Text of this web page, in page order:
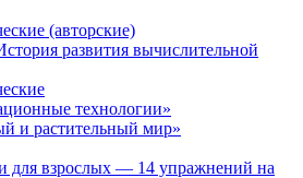
(авторские)
развития вычислительной
технологии»
и растительный мир»
для взрослых — 14 упражнений на